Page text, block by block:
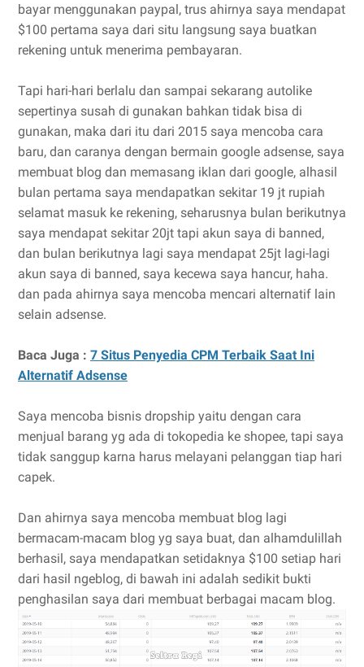
bayar menggunakan paypal, trus ahirnya saya mendapat
$100 pertama saya dari situ langsung saya buatkan
rekening untuk menerima pembayaran.
Tapi hari-hari berlalu dan sampai sekarang autolike
sepertinya susah di gunakan bahkan tidak bisa di
gunakan, maka dari itu dari 2015 saya mencoba cara
baru, dan caranya dengan bermain google adsense, saya
membuat blog dan memasang iklan dari google, alhasil
bulan pertama saya mendapatkan sekitar 19 jt rupiah
selamat masuk ke rekening, seharusnya bulan berikutnya
saya mendapat sekitar 20jt tapi akun saya di banned,
dan bulan berikutnya lagi saya mendapat 25jt lagi-lagi
akun saya di banned, saya kecewa saya hancur, haha.
dan pada ahirnya saya mencoba mencari alternatif lain
selain adsense.
Baca Juga : 7 Situs Penyedia CPM Terbaik Saat Ini
Alternatif Adsense
Saya mencoba bisnis dropship yaitu dengan cara
menjual barang yg ada di tokopedia ke shopee, tapi saya
tidak sanggup karna harus melayani pelanggan tiap hari
capek.
Dan ahirnya saya mencoba membuat blog lagi
bermacam-macam blog yg saya buat, dan alhamdulillah
berhasil, saya mendapatkan setidaknya $100 setiap hari
dari hasil ngeblog, di bawah ini adalah sedikit bukti
penghasilan saya dari membuat berbagai macam blog.